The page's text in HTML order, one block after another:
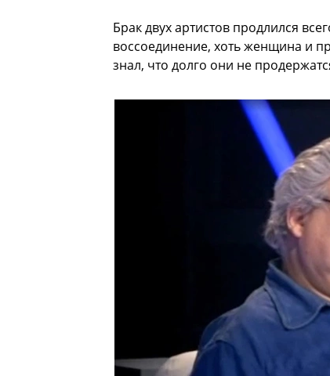
Брак двух артистов продлился
воссоединение, хоть женщина и
знал, что долго они не